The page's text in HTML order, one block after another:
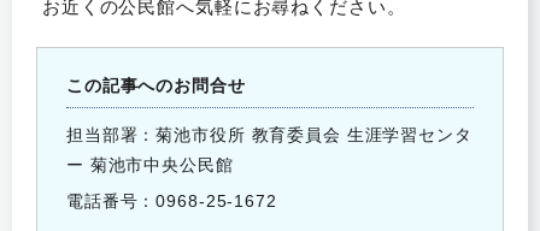
お近くの公民館へ気軽にお尋ねください。
この記事へのお問合せ
担当部署：菊池市役所 教育委員会 生涯学習センタ
ー 菊池市中央公民館
電話番号：0968-25-1672